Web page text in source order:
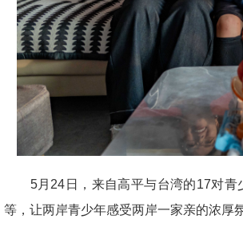
5月24日，来自高平与台湾的17对青
等，让两岸青少年感受两岸一家亲的浓厚